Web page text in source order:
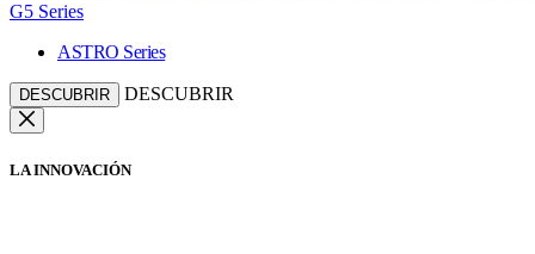
G5 Series
ASTRO Series
DESCUBRIR DESCUBRIR
LA INNOVACIÓN